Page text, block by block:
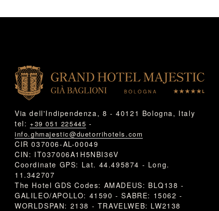
Via dell'Indipendenza, 8 - 40121 Bologna, Italy
tel: +39 051 225445 -
info.ghmajestic@duetorrihotels.com
CIR 037006-AL-00049
CIN: IT037006A1H5NBI36V
Coordinate GPS: Lat. 44.495874 - Long.
11.342707
The Hotel GDS Codes: AMADEUS: BLQ138 -
GALILEO/APOLLO: 41590 - SABRE: 15062 -
WORLDSPAN: 2138 - TRAVELWEB: LW2138